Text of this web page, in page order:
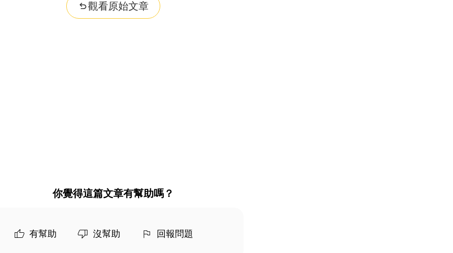
觀看原始文章
你覺得這篇文章有幫助嗎？
有幫助 沒幫助 回報問題